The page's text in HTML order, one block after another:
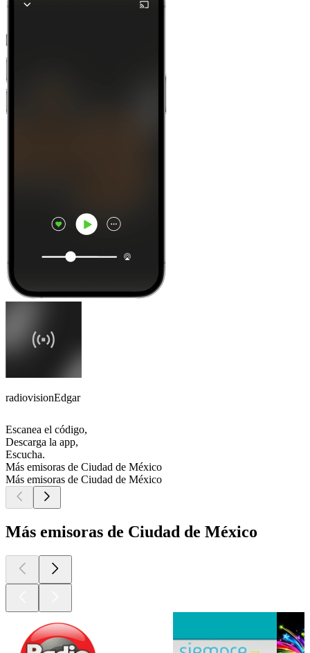
radiovisionEdgar
Escanea el código,
Descarga la app,
Escucha.
Más emisoras de Ciudad de México
Más emisoras de Ciudad de México
Más emisoras de Ciudad de México